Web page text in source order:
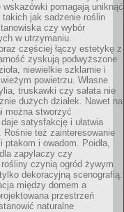
wskazówki pomagają uniknąć
takich jak sadzenie roślin
czy wybór
w utrzymaniu.
częściej łączy estetykę z
zyskują podwyższone
niewielkie szklarnie i
powietrzu. Własne
truskawki czy sałata nie
dużych działek. Nawet na
można stworzyć
satysfakcję i ułatwia
Rośnie też zainteresowanie
ptakom i owadom. Poidła,
zapylaczy czy
czynią ogród żywym
dekoracyjną scenografią.
między domem a
przestrzeń
naturalne